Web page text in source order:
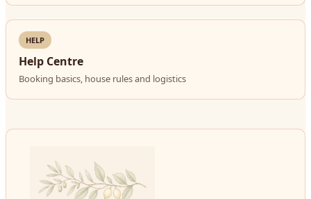
HELP
Help Centre
Booking basics, house rules and logistics